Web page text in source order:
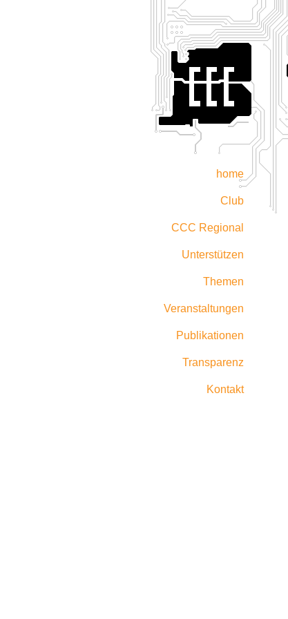
home
Club
CCC Regional
Unterstützen
Themen
Veranstaltungen
Publikationen
Transparenz
Kontakt